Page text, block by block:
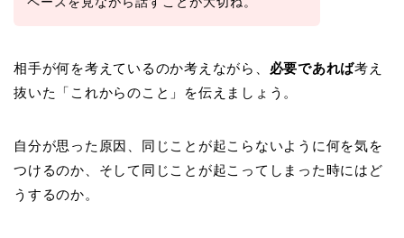
相手が何を考えているのか考えながら、 必要であれば考え
抜いた「これからのこと」を伝えましょう。
自分が思った原因、同じことが起こらないように何を気を
つけるのか、そして同じことが起こってしまった時にはど
うするのか。